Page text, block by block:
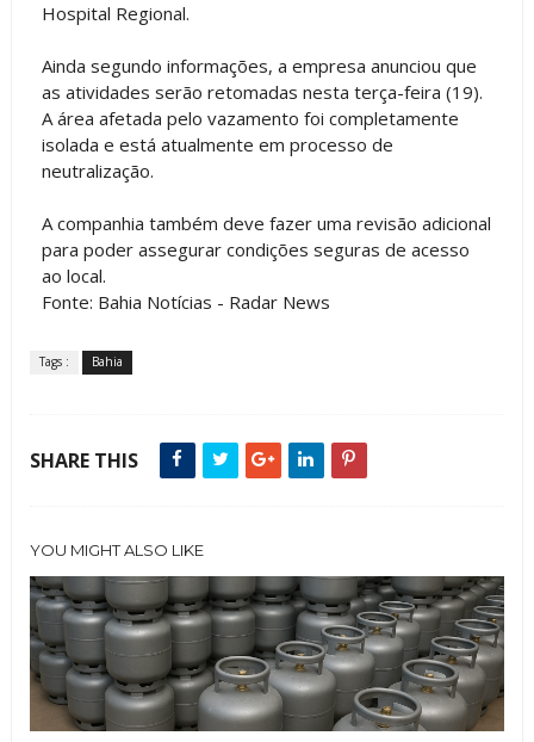
Hospital Regional.
Ainda segundo informações, a empresa anunciou que
as atividades serão retomadas nesta terça-feira (19).
A área afetada pelo vazamento foi completamente
isolada e está atualmente em processo de
neutralização.
A companhia também deve fazer uma revisão adicional
para poder assegurar condições seguras de acesso
ao local.
Fonte: Bahia Notícias - Radar News
Tags : Bahia
SHARE THIS
YOU MIGHT ALSO LIKE